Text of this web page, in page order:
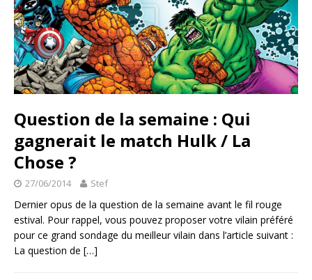
Question de la semaine : Qui
gagnerait le match Hulk / La
Chose ?
27/06/2014 Stef
Dernier opus de la question de la semaine avant le fil rouge
estival. Pour rappel, vous pouvez proposer votre vilain préféré
pour ce grand sondage du meilleur vilain dans l’article suivant :
La question de […]